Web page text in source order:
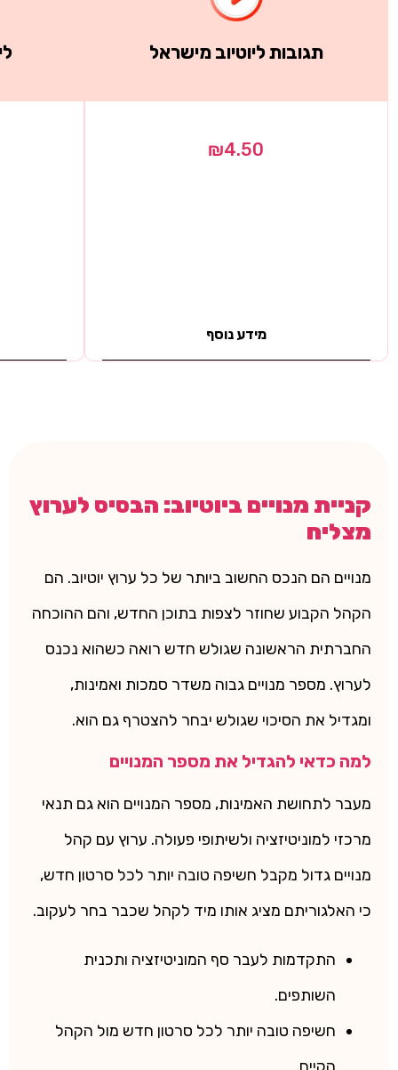
תגובות ליוטיוב מישראל
₪4.50
מידע נוסף
קניית מנויים ביוטיוב: הבסיס לערוץ
מצליח
מנויים הם הנכס החשוב ביותר של כל ערוץ יוטיוב. הם
הקהל הקבוע שחוזר לצפות בתוכן החדש, והם ההוכחה
החברתית הראשונה שגולש חדש רואה כשהוא נכנס
לערוץ. מספר מנויים גבוה משדר סמכות ואמינות,
ומגדיל את הסיכוי שגולש יבחר להצטרף גם הוא.
למה כדאי להגדיל את מספר המנויים
מעבר לתחושת האמינות, מספר המנויים הוא גם תנאי
מרכזי למוניטיזציה ולשיתופי פעולה. ערוץ עם קהל
מנויים גדול מקבל חשיפה טובה יותר לכל סרטון חדש,
כי האלגוריתם מציג אותו מיד לקהל שכבר בחר לעקוב.
התקדמות לעבר סף המוניטיזציה ותכנית
השותפים.
חשיפה טובה יותר לכל סרטון חדש מול הקהל